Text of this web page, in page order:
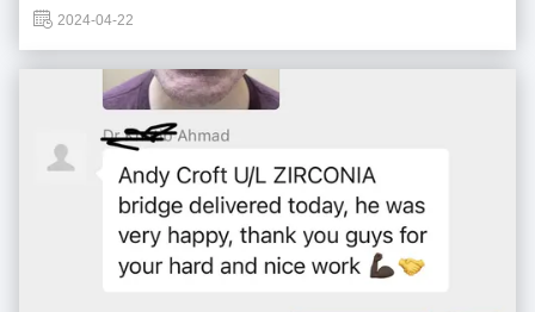
2024-04-22